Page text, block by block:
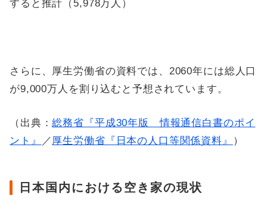
すると推計（5,978万人）
さらに、厚生労働省の資料では、2060年には総人口
が9,000万人を割り込むと予想されています。
（出典：総務省『平成30年版 情報通信白書のポイ
ント』
／厚生労働省『日本の人口等関係資料』 ）
日本国内における空き家の現状